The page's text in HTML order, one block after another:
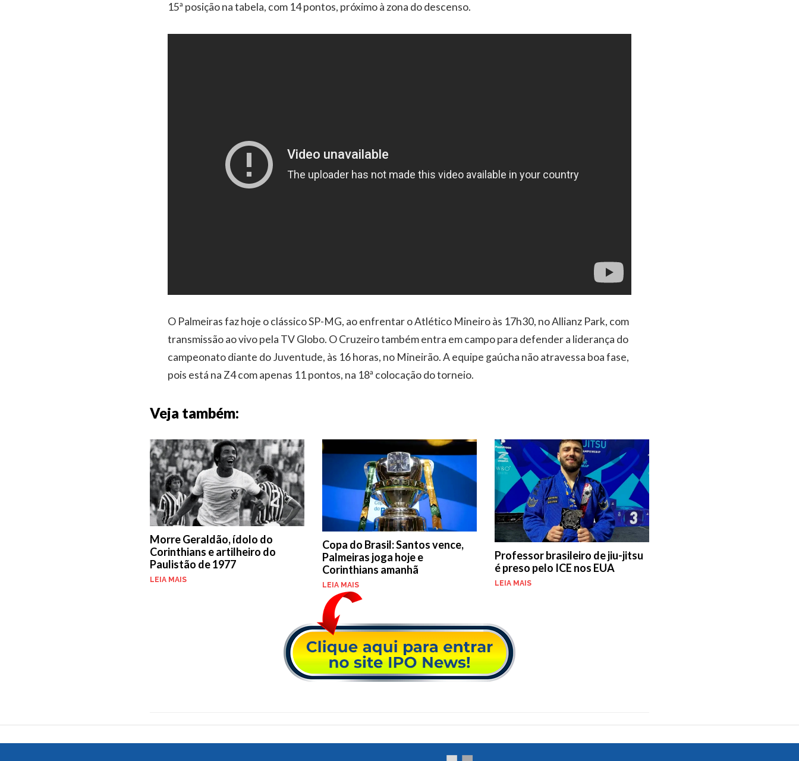
15ª posição na tabela, com 14 pontos, próximo à zona do descenso.
O Palmeiras faz hoje o clássico SP-MG, ao enfrentar o Atlético Mineiro às 17h30, no Allianz Park, com
transmissão ao vivo pela TV Globo. O Cruzeiro também entra em campo para defender a liderança do
campeonato diante do Juventude, às 16 horas, no Mineirão. A equipe gaúcha não atravessa boa fase,
pois está na Z4 com apenas 11 pontos, na 18ª colocação do torneio.
Veja também:
Morre Geraldão, ídolo do
Corinthians e artilheiro do
Paulistão de 1977
LEIA MAIS
Copa do Brasil: Santos vence,
Palmeiras joga hoje e
Corinthians amanhã
LEIA MAIS
Professor brasileiro de jiu-jitsu
é preso pelo ICE nos EUA
LEIA MAIS